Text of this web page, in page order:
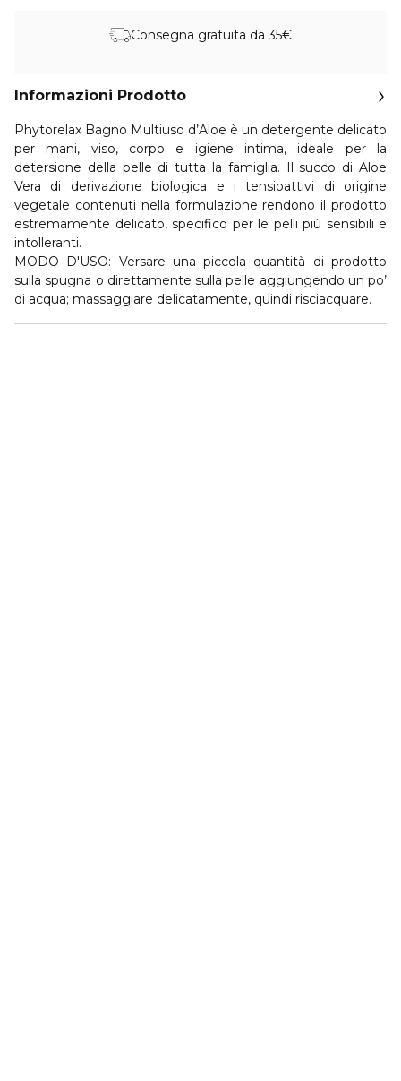
Consegna gratuita da 35€
Informazioni Prodotto
Phytorelax Bagno Multiuso d’Aloe è un detergente delicato
per mani, viso, corpo e igiene intima, ideale per la
detersione della pelle di tutta la famiglia. Il succo di Aloe
Vera di derivazione biologica e i tensioattivi di origine
vegetale contenuti nella formulazione rendono il prodotto
estremamente delicato, specifico per le pelli più sensibili e
intolleranti.
MODO D'USO: Versare una piccola quantità di prodotto
sulla spugna o direttamente sulla pelle aggiungendo un po’
di acqua; massaggiare delicatamente, quindi risciacquare.